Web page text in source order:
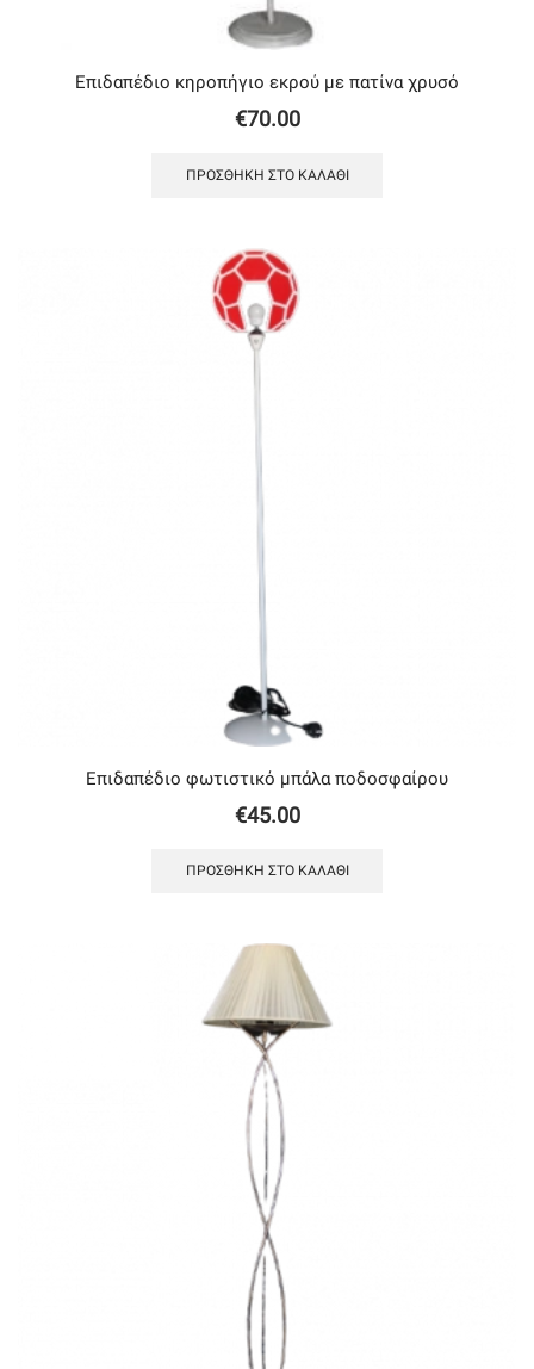
Επιδαπέδιο κηροπήγιο εκρού με πατίνα χρυσό
€70.00
ΠΡΟΣΘΉΚΗ ΣΤΟ ΚΑΛΆΘΙ
Επιδαπέδιο φωτιστικό μπάλα ποδοσφαίρου
€45.00
ΠΡΟΣΘΉΚΗ ΣΤΟ ΚΑΛΆΘΙ